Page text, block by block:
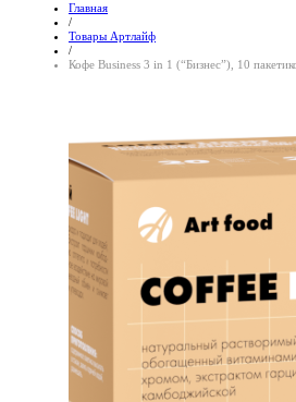
Главная
/
Товары Артлайф
/
Кофе Business 3 in 1 (“Бизнес”), 10